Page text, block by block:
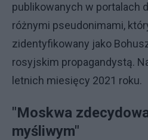
publikowanych w portalach
różnymi pseudonimami,
zidentyfikowany jako
rosyjskim propagandystą.
letnich miesięcy 2021 roku.
"Moskwa
myśliwym"